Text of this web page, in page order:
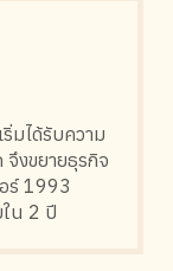
ริ่มได้รับความ
จึงขยายธุรกิจ
ร์ 1993
น 2 ปี